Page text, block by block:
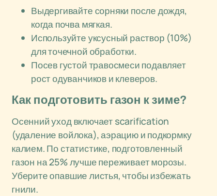
Выдергивайте сорняки после дождя,
когда почва мягкая.
Используйте уксусный раствор (10%)
для точечной обработки.
Посев густой травосмеси подавляет
рост одуванчиков и клеверов.
Как подготовить газон к зиме?
Осенний уход включает scarification
(удаление войлока), аэрацию и подкормку
калием. По статистике, подготовленный
газон на 25% лучше переживает морозы.
Уберите опавшие листья, чтобы избежать
гнили.